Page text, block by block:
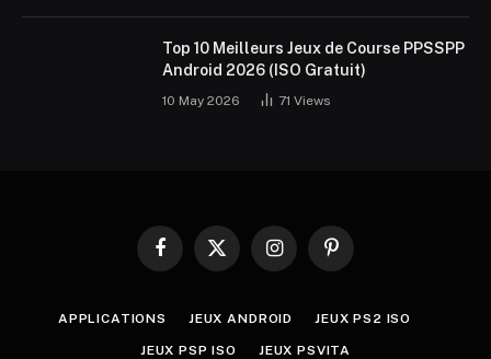
Top 10 Meilleurs Jeux de Course PPSSPP
Android 2026 (ISO Gratuit)
10 May 2026 71 Views
Facebook
X
InstagramPinterest
APPLICATIONS JEUX ANDROID JEUX PS2 ISO
JEUX PSP ISO JEUX PSVITA